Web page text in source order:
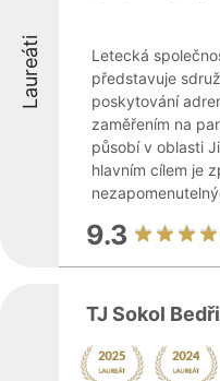
Laureáti
Letecká
představuje
poskytování
zaměřením na
působí v oblasti
hlavním cílem je
9.3
TJ Sokol